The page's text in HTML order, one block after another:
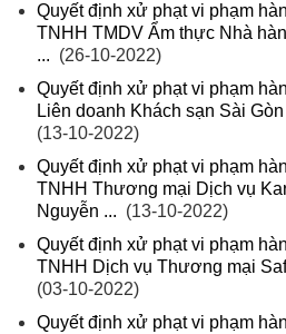
Quyết định xử phạt vi phạm
TNHH TMDV Ẩm thực Nhà
... (26-10-2022)
Quyết định xử phạt vi phạm
Liên doanh Khách sạn Sài
(13-10-2022)
Quyết định xử phạt vi phạm
TNHH Thương mại Dịch vụ
Nguyễn ... (13-10-2022)
Quyết định xử phạt vi phạm
TNHH Dịch vụ Thương mại
(03-10-2022)
Quyết định xử phạt vi phạm